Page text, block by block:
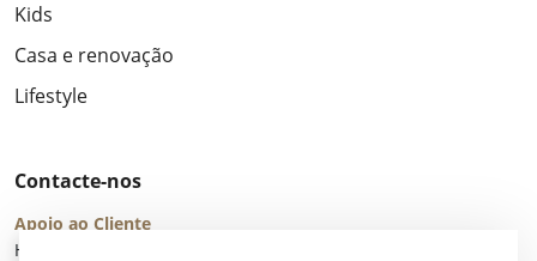
Kids
Casa e renovação
Lifestyle
Contacte-nos
Apoio ao Cliente
Horário de Atendimento: seg – sex 8:00 – 16:00 (UTC+2)